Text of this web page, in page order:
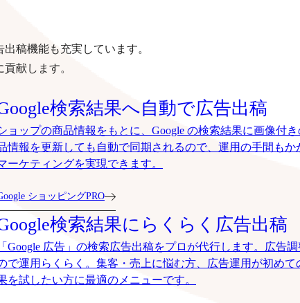
稿機能も充実しています。
献します。
検索結果へ自動で広告出稿
ョップの商品情報をもとに、Google の検索結果に画像付
情報を更新しても自動で同期されるので、運用の手間もか
ーケティングを実現できます。
ショッピングPRO
検索結果に らくらく広告出稿
「Google 広告」の検索広告出稿をプロが代行します。広告
で運用らくらく。集客・売上に悩む方、広告運用が初めて
を試したい方に最適のメニューです。